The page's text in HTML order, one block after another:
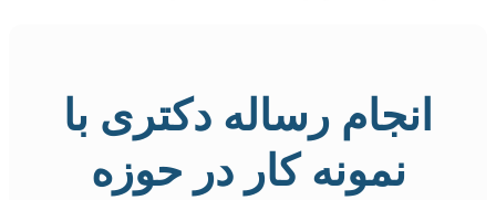
انجام رساله دکتری با
نمونه کار در حوزه